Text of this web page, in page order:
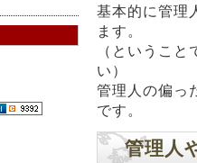
基本的に管理
ます。
（というこ
い）
管理人の偏っ
です。
管理人